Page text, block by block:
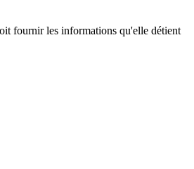
fournir les informations qu'elle détient